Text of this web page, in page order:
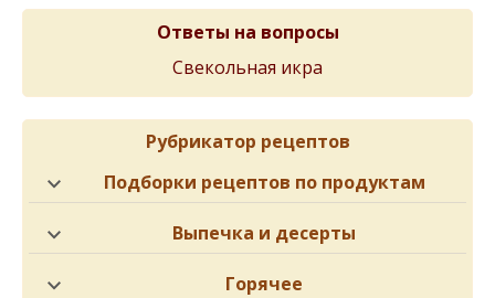
Ответы на вопросы
Свекольная икра
Рубрикатор рецептов
Подборки рецептов по продуктам
Выпечка и десерты
Горячее